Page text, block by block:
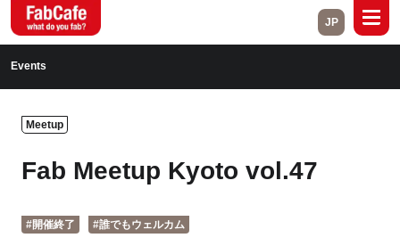
Contact
JP
Events
Meetup
Fab Meetup Kyoto vol.47
#開催終了 #誰でもウェルカム